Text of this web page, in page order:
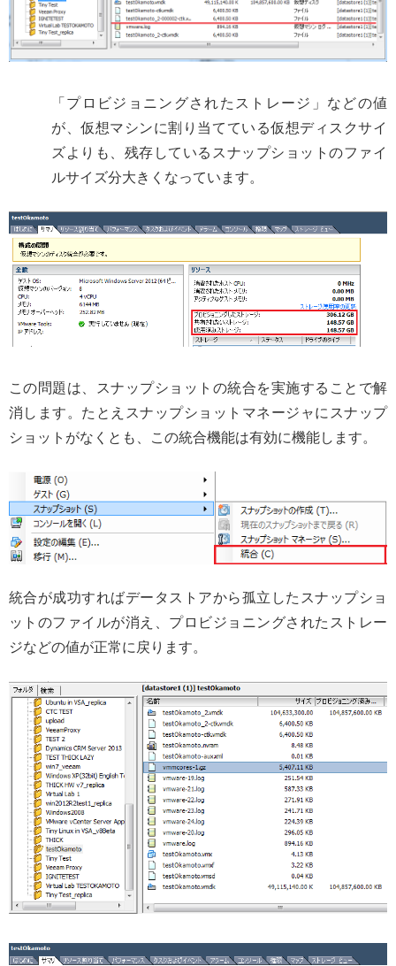
「プロビジョニングされたストレージ」などの値
が、仮想マシンに割り当てている仮想ディスクサイ
ズよりも、残存しているスナップショットのファイ
ルサイズ分大きくなっています。
この問題は、スナップショットの統合を実施することで解
消します。たとえスナップショットマネージャにスナップ
ショットがなくとも、この統合機能は有効に機能します。
統合が成功すればデータストアから孤立したスナップショ
ットのファイルが消え、プロビジョニングされたストレー
ジなどの値が正常に戻ります。